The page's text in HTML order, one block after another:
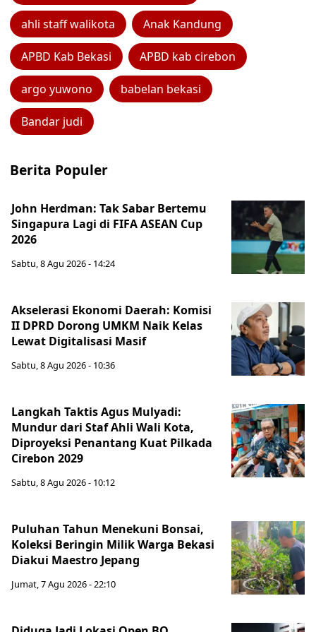
ahli staff walikota Anak Kandung
APBD Kab Bekasi APBD kab cirebon
argo yuwono babelan bekasi
Bandar judi
Berita Populer
John Herdman: Tak Sabar Bertemu
Singapura Lagi di FIFA ASEAN Cup
2026
Sabtu, 8 Agu 2026 - 14:24
Akselerasi Ekonomi Daerah: Komisi
II DPRD Dorong UMKM Naik Kelas
Lewat Digitalisasi Masif
Sabtu, 8 Agu 2026 - 10:36
Langkah Taktis Agus Mulyadi:
Mundur dari Staf Ahli Wali Kota,
Diproyeksi Penantang Kuat Pilkada
Cirebon 2029
Sabtu, 8 Agu 2026 - 10:12
Puluhan Tahun Menekuni Bonsai,
Koleksi Beringin Milik Warga Bekasi
Diakui Maestro Jepang
Jumat, 7 Agu 2026 - 22:10